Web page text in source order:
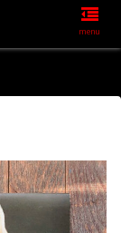
menu